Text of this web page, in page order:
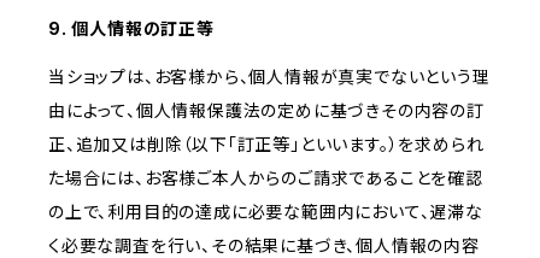
9. 個人情報の訂正等
当ショップは、お客様から、個人情報が真実でないという理
由によって、個人情報保護法の定めに基づきその内容の訂
正、追加又は削除（以下「訂正等」といいます。）を求められ
た場合には、お客様ご本人からのご請求であることを確認
の上で、利用目的の達成に必要な範囲内において、遅滞な
く必要な調査を行い、その結果に基づき、個人情報の内容